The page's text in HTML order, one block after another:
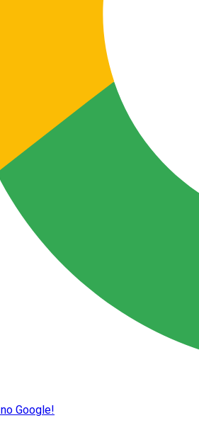
Google!